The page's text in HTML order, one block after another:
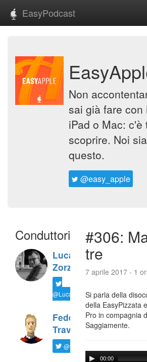
EasyPodcast
Non
sai già fare con
iPad o Mac:
scoprire. Noi
questo.
@easy_apple
Conduttori
Luca
Zorzi
@LucaTNT
Federico
Travaini
@ftrava
#306:
tre
7 aprile 2017 - 1
Si parla della
della EasyPizzata
Pro in compagnia
Saggiamente.
00:00